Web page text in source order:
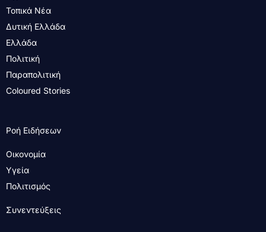
Τοπικά Νέα
Δυτική Ελλάδα
Ελλάδα
Πολιτική
Παραπολιτική
Coloured Stories
Ροή Ειδήσεων
Οικονομία
Υγεία
Πολιτισμός
Συνεντεύξεις